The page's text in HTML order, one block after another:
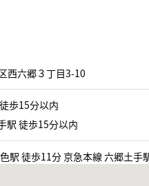
西六郷３丁目3-10
歩15分以内
駅 徒歩15分以内
駅 徒歩11分 京急本線 六郷土手